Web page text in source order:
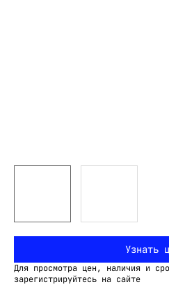
Узнать
Для просмотра цен, наличия и
зарегистрируйтесь на сайте